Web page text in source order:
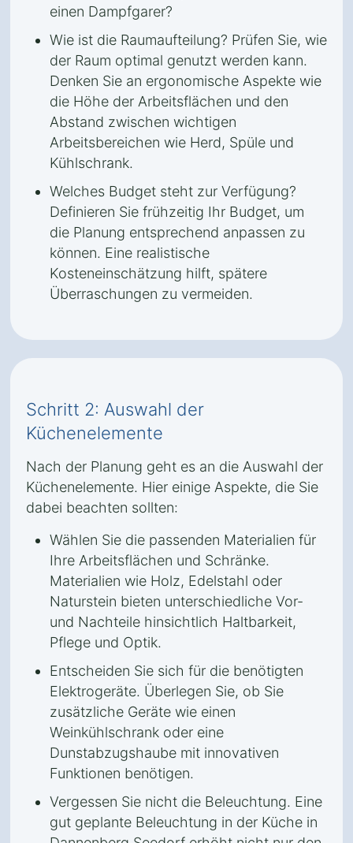
einen Dampfgarer?
Wie ist die Raumaufteilung? Prüfen Sie, wie
der Raum optimal genutzt werden kann.
Denken Sie an ergonomische Aspekte wie
die Höhe der Arbeitsflächen und den
Abstand zwischen wichtigen
Arbeitsbereichen wie Herd, Spüle und
Kühlschrank.
Welches Budget steht zur Verfügung?
Definieren Sie frühzeitig Ihr Budget, um
die Planung entsprechend anpassen zu
können. Eine realistische
Kosteneinschätzung hilft, spätere
Überraschungen zu vermeiden.
Schritt 2: Auswahl der
Küchenelemente
Nach der Planung geht es an die Auswahl der
Küchenelemente. Hier einige Aspekte, die Sie
dabei beachten sollten:
Wählen Sie die passenden Materialien für
Ihre Arbeitsflächen und Schränke.
Materialien wie Holz, Edelstahl oder
Naturstein bieten unterschiedliche Vor-
und Nachteile hinsichtlich Haltbarkeit,
Pflege und Optik.
Entscheiden Sie sich für die benötigten
Elektrogeräte. Überlegen Sie, ob Sie
zusätzliche Geräte wie einen
Weinkühlschrank oder eine
Dunstabzugshaube mit innovativen
Funktionen benötigen.
Vergessen Sie nicht die Beleuchtung. Eine
gut geplante Beleuchtung in der Küche in